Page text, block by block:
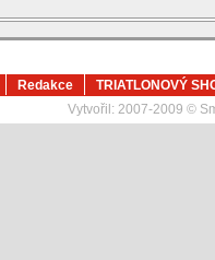
Redakce
TRIATLONOVÝ
Vytvořil: 2007-2009 ©